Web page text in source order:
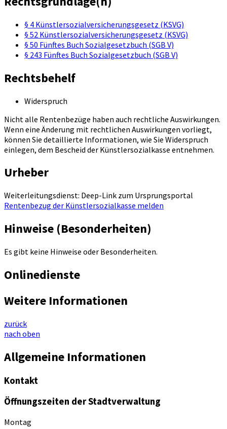
§ 4 Künstlersozialversicherungsgesetz (KSVG)
§ 52 Künstlersozialversicherungsgesetz (KSVG)
§ 50 Fünftes Buch Sozialgesetzbuch (SGB V)
§ 243 Fünftes Buch Sozialgesetzbuch (SGB V)
Rechtsbehelf
Widerspruch
Nicht alle Rentenbezüge haben auch rechtliche Auswirkungen.
Wenn eine Änderung mit rechtlichen Auswirkungen vorliegt,
können Sie detaillierte Informationen, wie Sie Widerspruch
einlegen, dem Bescheid der Künstlersozialkasse entnehmen.
Urheber
Weiterleitungsdienst: Deep-Link zum Ursprungsportal
Rentenbezug der Künstlersozialkasse melden
Hinweise (Besonderheiten)
Es gibt keine Hinweise oder Besonderheiten.
Onlinedienste
Weitere Informationen
zurück
nach oben
Allgemeine Informationen
Kontakt
Öffnungszeiten der Stadtverwaltung
Montag